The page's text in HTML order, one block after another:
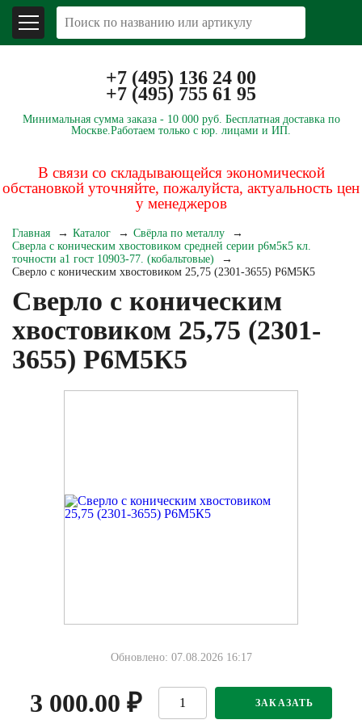
+7 (495) 136 24 00
+7 (495) 755 61 95
Минимальная сумма заказа - 10 000 руб. Бесплатная доставка по
Москве.Работаем только с юр. лицами и ИП.
В связи со складывающейся экономической
обстановкой уточняйте, пожалуйста, актуальность цен
у менеджеров
Главная Каталог
Свёрла по металлу
Сверла с коническим хвостовиком средней серии р6м5к5 кл.
точности а1 гост 10903-77. (кобальтовые)
Сверло с коническим хвостовиком 25,75 (2301-3655) Р6М5К5
Сверло с коническим
хвостовиком 25,75 (2301-
3655) Р6М5К5
Обновлено: 07.08.2026 16:17
3 000.00 ₽ ЗАКАЗАТЬ